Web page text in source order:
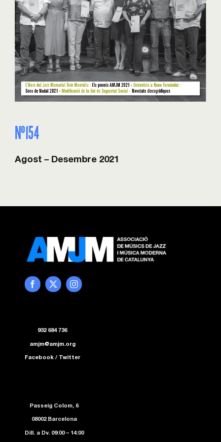
Nº154
Agost – Desembre 2021
932 684 736
amjm@amjm.org
Facebook/ Twitter
Passeig Colom, 6
08002 Barcelona
Dill. a Dv. 09:00 – 14:00